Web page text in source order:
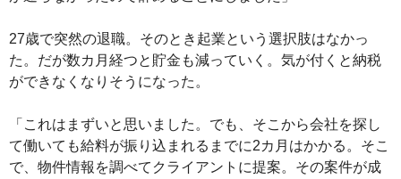
27歳で突然の退職。そのとき起業という選択肢はなかっ
た。だが数カ月経つと貯金も減っていく。気が付くと納税
ができなくなりそうになった。
「これはまずいと思いました。でも、そこから会社を探し
て働いても給料が振り込まれるまでに2カ月はかかる。そこ
で、物件情報を調べてクライアントに提案。その案件が成